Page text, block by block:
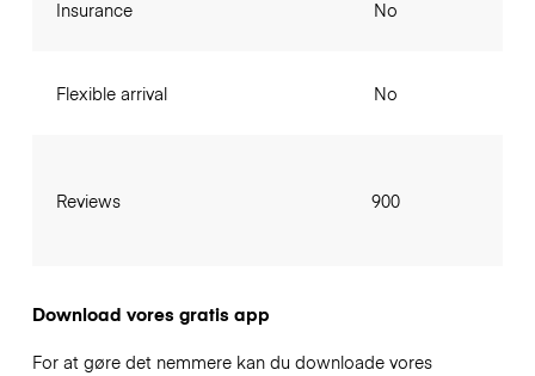
Insurance
Flexible arrival
Reviews
No
No
900
Download vores gratis app
For at gøre det nemmere kan du downloade vores